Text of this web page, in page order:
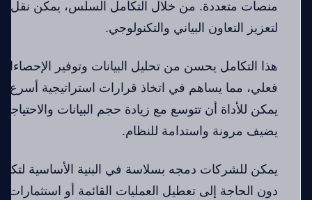
منصات متعددة. من خلال التكامل السلس، يمكن نقل
لتعزيز التعاون البياني والتكنولوجي.
هذا التكامل يحسن من تحليل البيانات وتوفير
فعلي، مما يساهم في اتخاذ قرارات استراتيجية أسرع
يمكن للأداة أن تتوسع مع زيادة حجم البيانات
يضيف مرونة واستدامة للنظام.
يمكن للشركات دمجه بسلاسة في البنية الأساسية
دون الحاجة إلى تعطيل العمليات القائمة أو استثمارات